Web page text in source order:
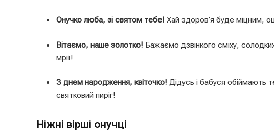
Онучко люба, зі святом тебе! Хай здоров’я буде міцним,
Вітаємо, наше золотко! Бажаємо дзвінкого сміху,
мрії!
З днем народження, квіточко! Дідусь і бабуся обіймають
святковий пиріг!
Ніжні вірші онучці